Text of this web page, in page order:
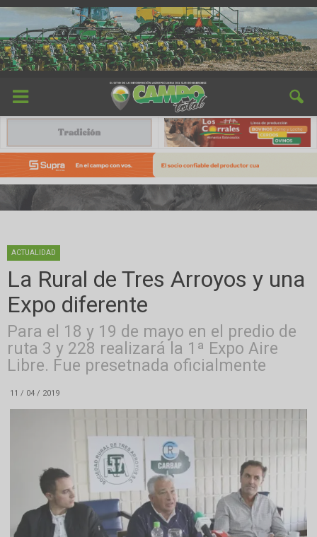
ACTUALIDAD
La Rural de Tres Arroyos y una
Expo diferente
Para el 18 y 19 de mayo en el predio de
ruta 3 y 228 realizará la 1ª Expo Aire
Libre. Fue presetnada oficialmente
11 / 04 / 2019